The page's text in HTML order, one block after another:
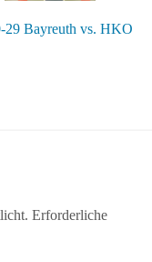
29 Bayreuth vs. HKO
Erforderliche